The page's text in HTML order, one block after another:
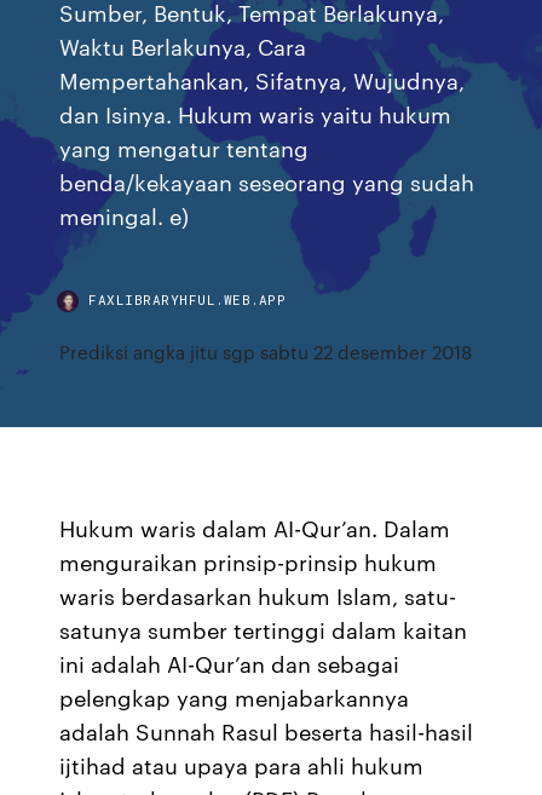
Sumber, Bentuk, Tempat Berlakunya,
Waktu Berlakunya, Cara
Mempertahankan, Sifatnya, Wujudnya,
dan Isinya. Hukum waris yaitu hukum
yang mengatur tentang
benda/kekayaan seseorang yang sudah
meningal. e)
FAXLIBRARYHFUL.WEB.APP
Prediksi angka jitu sgp sabtu 22 desember 2018
Hukum waris dalam AI-Qur’an. Dalam
menguraikan prinsip-prinsip hukum
waris berdasarkan hukum Islam, satu-
satunya sumber tertinggi dalam kaitan
ini adalah AI-Qur’an dan sebagai
pelengkap yang menjabarkannya
adalah Sunnah Rasul beserta hasil-hasil
ijtihad atau upaya para ahli hukum